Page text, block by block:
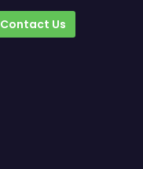
Contact Us